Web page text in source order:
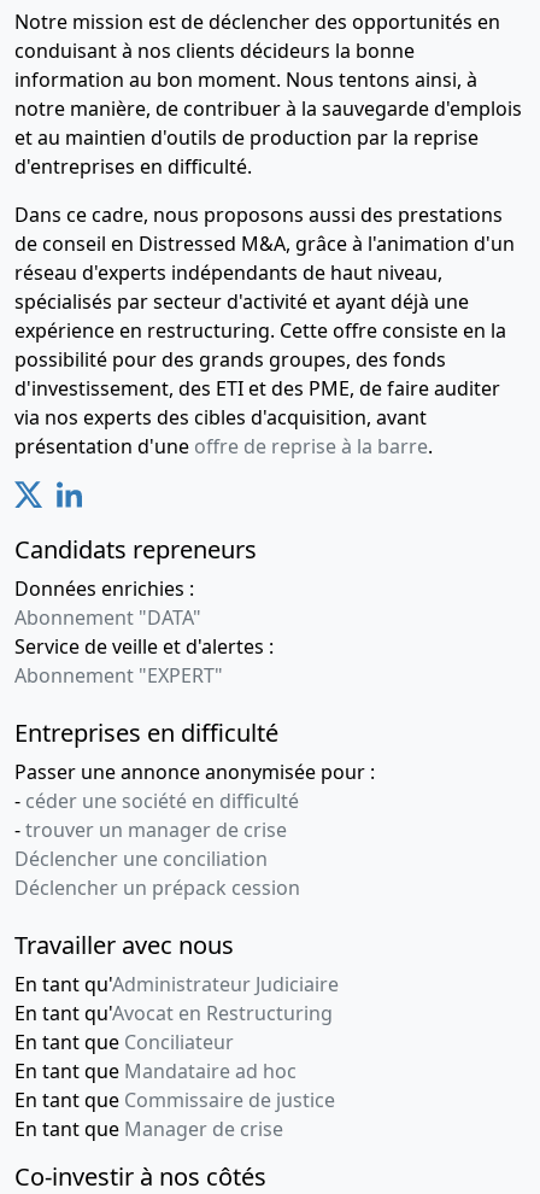
Notre mission est de déclencher des opportunités en
conduisant à nos clients décideurs la bonne
information au bon moment. Nous tentons ainsi, à
notre manière, de contribuer à la sauvegarde d'emplois
et au maintien d'outils de production par la reprise
d'entreprises en difficulté.
Dans ce cadre, nous proposons aussi des prestations
de conseil en Distressed M&A, grâce à l'animation d'un
réseau d'experts indépendants de haut niveau,
spécialisés par secteur d'activité et ayant déjà une
expérience en restructuring. Cette offre consiste en la
possibilité pour des grands groupes, des fonds
d'investissement, des ETI et des PME, de faire auditer
via nos experts des cibles d'acquisition, avant
présentation d'une offre de reprise à la barre.
Candidats repreneurs
Données enrichies :
Abonnement "DATA"
Service de veille et d'alertes :
Abonnement "EXPERT"
Entreprises en difficulté
Passer une annonce anonymisée pour :
- céder une société en difficulté
-trouver un manager de crise
Déclencher une conciliation
Déclencher un prépack cession
Travailler avec nous
En tant qu'Administrateur Judiciaire
En tant qu'Avocat en Restructuring
En tant que Conciliateur
En tant que Mandataire ad hoc
En tant que Commissaire de justice
En tant que Manager de crise
Co-investir à nos côtés